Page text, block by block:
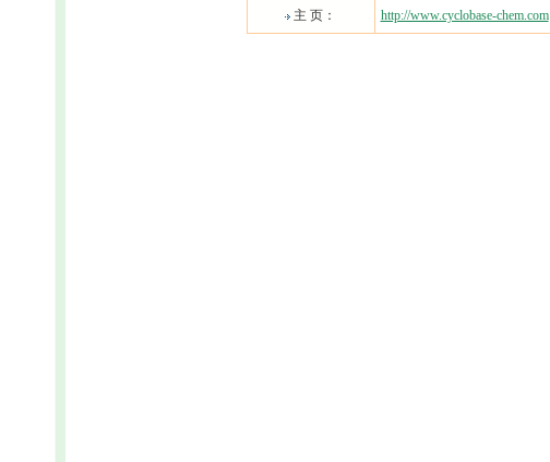
主 页： http://www.cyclobase-chem.com